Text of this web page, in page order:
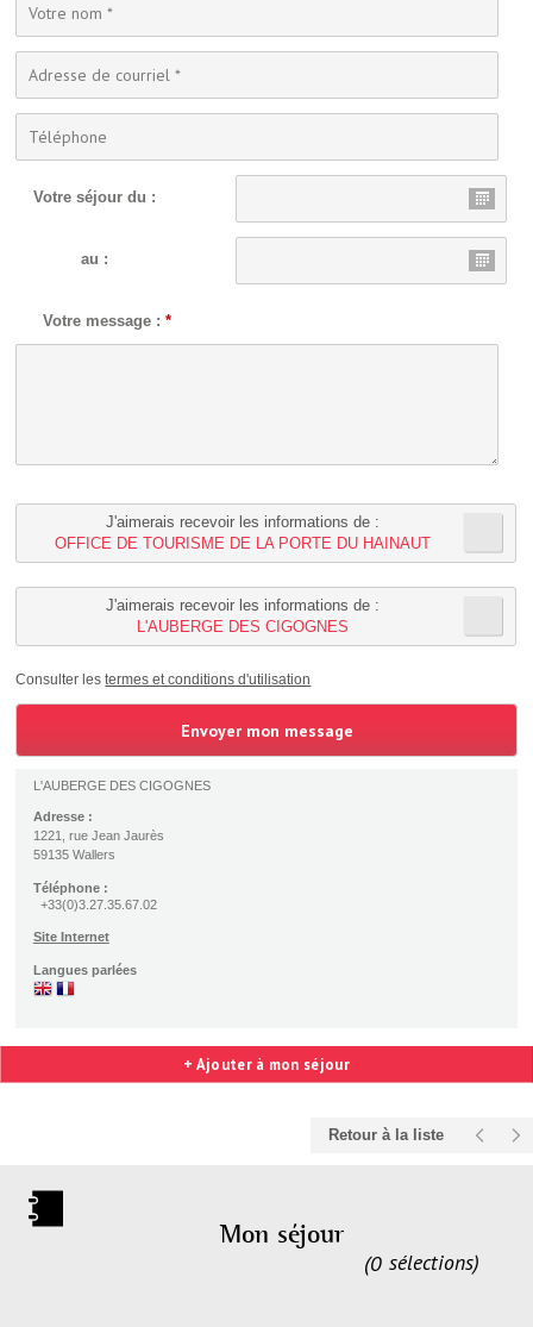
Votre séjour du :
au :
Votre message : *
J'aimerais recevoir les informations de :
OFFICE DE TOURISME DE LA PORTE DU HAINAUT
J'aimerais recevoir les informations de :
L'AUBERGE DES CIGOGNES
Consulter lestermes et conditions d'utilisation
L'AUBERGE DES CIGOGNES
Adresse :
1221, rue Jean Jaurès
59135 Wallers
Téléphone :
+33(0)3.27.35.67.02
Site Internet
Langues parlées
+ Ajouter à mon séjour
Retour à la liste
Mon séjour
sélections
0